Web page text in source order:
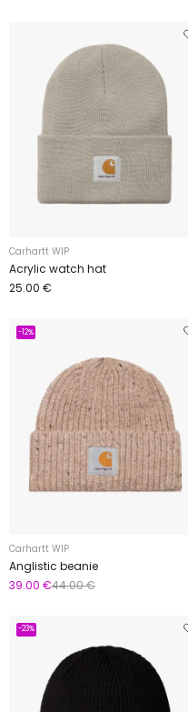
Carhartt WIP
Acrylic watch hat
25.00 €
-12%
Carhartt WIP
Anglistic beanie
39.00 €44.00 €
-23%